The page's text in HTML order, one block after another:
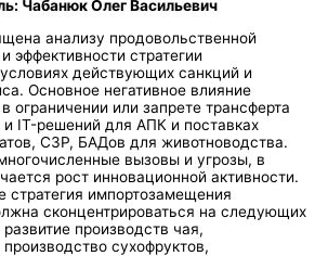
Чабанюк Олег Васильевич
анализу продовольственной
эффективности стратегии
действующих санкций и
Основное негативное влияние
ограничении или запрете трансферта
IT-решений для АПК и поставках
СЗР, БАДов для животноводства.
вызовы и угрозы, в
рост инновационной активности.
стратегия импортозамещения
сконцентрироваться на следующих
производств чая,
сухофруктов,